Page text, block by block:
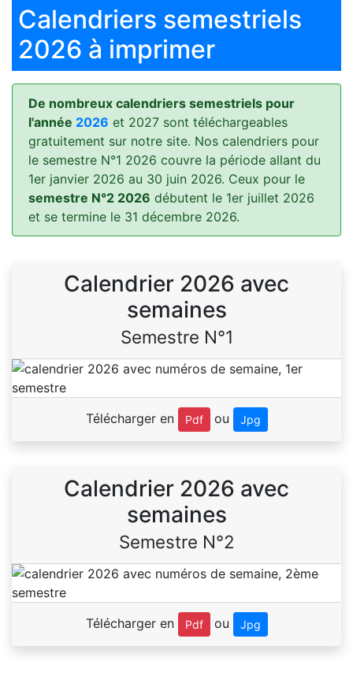
Calendriers semestriels
2026 à imprimer
De nombreux calendriers semestriels pour
l'année 2026 et 2027 sont téléchargeables
gratuitement sur notre site. Nos calendriers pour
le semestre N°1 2026 couvre la période allant du
1er janvier 2026 au 30 juin 2026. Ceux pour le
semestre N°2 2026 débutent le 1er juillet 2026
et se termine le 31 décembre 2026.
Calendrier 2026 avec
semaines
Semestre N°1
Télécharger en Pdf ou Jpg
Calendrier 2026 avec
semaines
Semestre N°2
Télécharger en Pdf ou Jpg